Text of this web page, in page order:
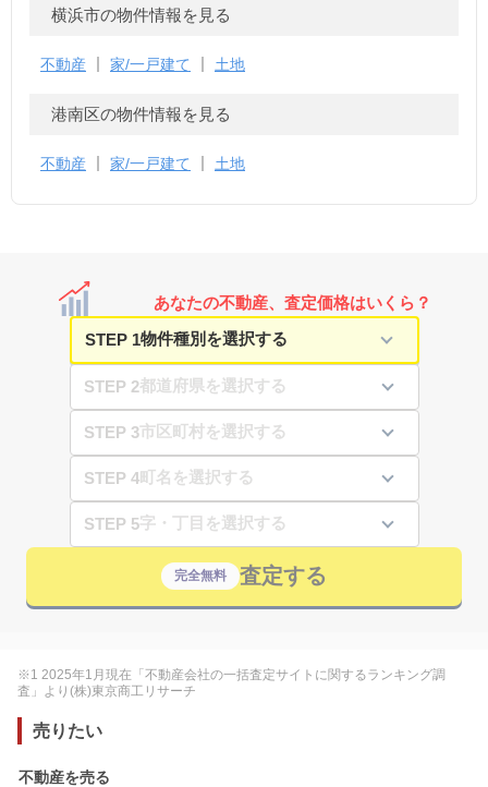
横浜市の物件情報を見る
不動産 家/一戸建て 土地
港南区の物件情報を見る
不動産 家/一戸建て 土地
あなたの不動産、査定価格はいくら？
STEP 1
STEP 2
STEP 3
STEP 4
STEP 5
完全無料 査定する
※1 2025年1月現在「不動産会社の一括査定サイトに関するランキング調
査」より(株)東京商工リサーチ
売りたい
不動産を売る